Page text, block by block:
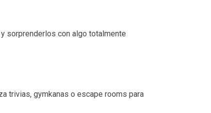
sorprenderlos con algo totalmente
trivias, gymkanas o escape rooms para